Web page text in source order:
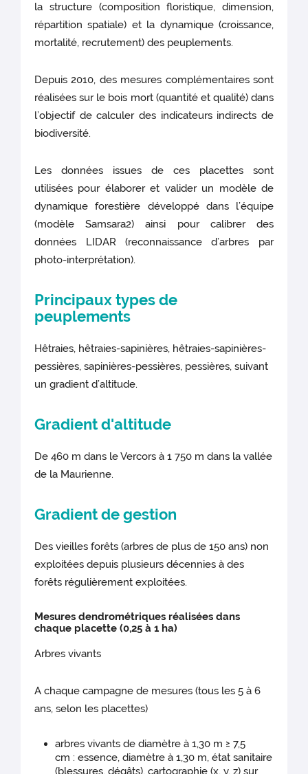
la structure (composition floristique, dimension,
répartition spatiale) et la dynamique (croissance,
mortalité, recrutement) des peuplements.
Depuis 2010, des mesures complémentaires sont
réalisées sur le bois mort (quantité et qualité) dans
l’objectif de calculer des indicateurs indirects de
biodiversité.
Les données issues de ces placettes sont
utilisées pour élaborer et valider un modèle de
dynamique forestière développé dans l’équipe
(modèle Samsara2) ainsi pour calibrer des
données LIDAR (reconnaissance d’arbres par
photo-interprétation).
Principaux types de
peuplements
Hêtraies, hêtraies-sapinières, hêtraies-sapinières-
pessières, sapinières-pessières, pessières, suivant
un gradient d’altitude.
Gradient d'altitude
De 460 m dans le Vercors à 1 750 m dans la vallée
de la Maurienne.
Gradient de gestion
Des vieilles forêts (arbres de plus de 150 ans) non
exploitées depuis plusieurs décennies à des
forêts régulièrement exploitées.
Mesures dendrométriques réalisées dans
chaque placette (0,25 à 1 ha)
Arbres vivants
A chaque campagne de mesures (tous les 5 à 6
ans, selon les placettes)
arbres vivants de diamètre à 1,30 m ≥ 7,5
cm : essence, diamètre à 1,30 m, état sanitaire
(blessures, dégâts), cartographie (x, y, z) sur